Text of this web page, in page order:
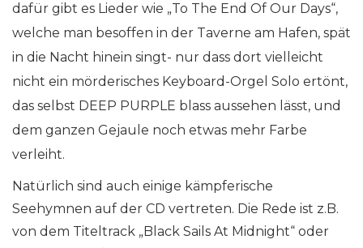
dafür gibt es Lieder wie „To The End Of Our Days“,
welche man besoffen in der Taverne am Hafen, spät
in die Nacht hinein singt- nur dass dort vielleicht
nicht ein mörderisches Keyboard-Orgel Solo ertönt,
das selbst DEEP PURPLE blass aussehen lässt, und
dem ganzen Gejaule noch etwas mehr Farbe
verleiht.
Natürlich sind auch einige kämpferische
Seehymnen auf der CD vertreten. Die Rede ist z.B.
von dem Titeltrack „Black Sails At Midnight“ oder